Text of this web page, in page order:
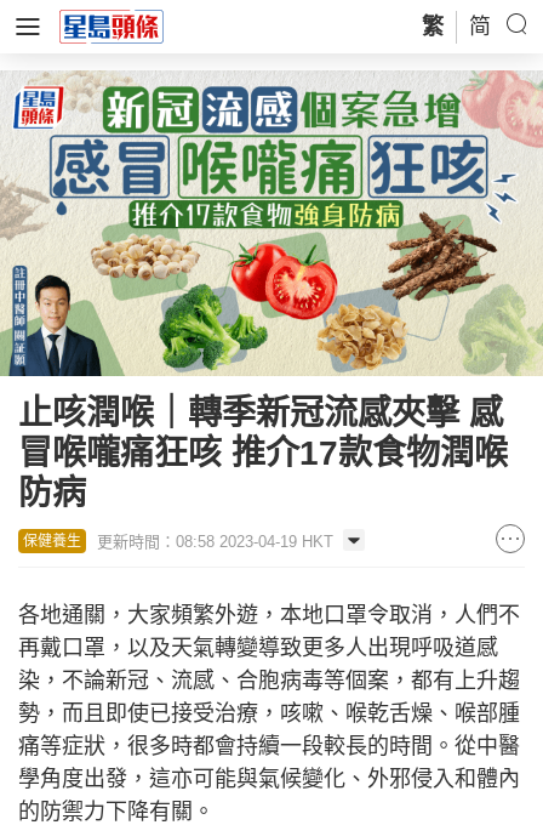
繁 简
止咳潤喉｜轉季新冠流感夾擊 感
冒喉嚨痛狂咳 推介17款食物潤喉
防病
保健養生 更新時間：08:58 2023-04-19 HKT
各地通關，大家頻繁外遊，本地口罩令取消，人們不
再戴口罩，以及天氣轉變導致更多人出現呼吸道感
染，不論新冠、流感、合胞病毒等個案，都有上升趨
勢，而且即使已接受治療，咳嗽、喉乾舌燥、喉部腫
痛等症狀，很多時都會持續一段較長的時間。從中醫
學角度出發，這亦可能與氣候變化、外邪侵入和體內
的防禦力下降有關。